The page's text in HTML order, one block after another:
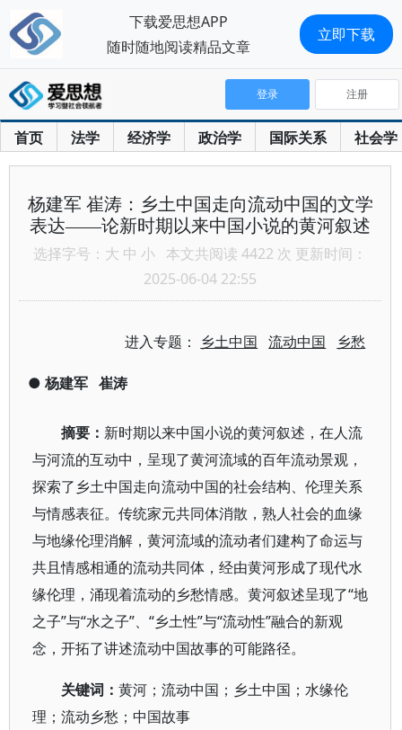
首页 法学 经济学 政治学 国际关系 社会学
登录 注册
杨建军 崔涛：乡土中国走向流动中国的文学
表达——论新时期以来中国小说的黄河叙述
选择字号： 大 中 小 本文共阅读 4422 次 更新时间：
2025-06-04 22:55
进入专题： 乡土中国 流动中国 乡愁
● 杨建军 崔涛
摘要： 新时期以来中国小说的黄河叙述，在人流
与河流的互动中，呈现了黄河流域的百年流动景观，
探索了乡土中国走向流动中国的社会结构、伦理关系
与情感表征。传统家元共同体消散，熟人社会的血缘
与地缘伦理消解，黄河流域的流动者们建构了命运与
共且情感相通的流动共同体，经由黄河形成了现代水
缘伦理，涌现着流动的乡愁情感。黄河叙述呈现了“地
之子”与“水之子”、“乡土性”与“流动性”融合的新观
念，开拓了讲述流动中国故事的可能路径。
关键词： 黄河；流动中国；乡土中国；水缘伦
理；流动乡愁；中国故事
下载爱思想APP
随时随地阅读精品文章
立即下载